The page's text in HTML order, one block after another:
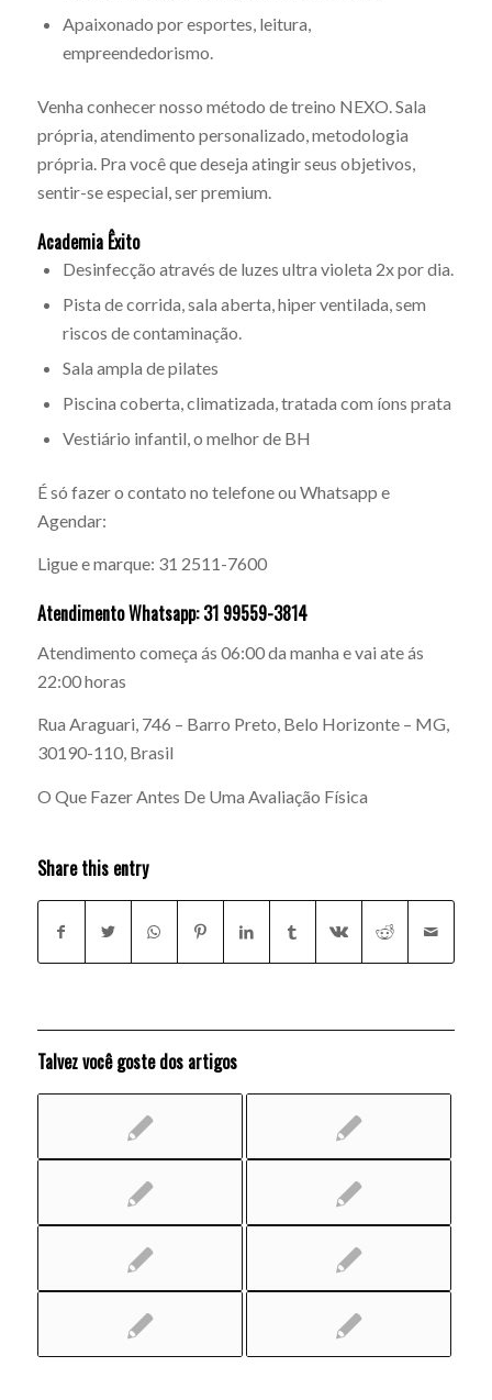
Apaixonado por esportes, leitura,
empreendedorismo.
Venha conhecer nosso método de treino NEXO. Sala
própria, atendimento personalizado, metodologia
própria. Pra você que deseja atingir seus objetivos,
sentir-se especial, ser premium.
Academia Êxito
Desinfecção através de luzes ultra violeta 2x por dia.
Pista de corrida, sala aberta, hiper ventilada, sem
riscos de contaminação.
Sala ampla de pilates
Piscina coberta, climatizada, tratada com íons prata
Vestiário infantil, o melhor de BH
É só fazer o contato no telefone ou Whatsapp e
Agendar:
Ligue e marque: 31 2511-7600
Atendimento Whatsapp: 31 99559-3814
Atendimento começa ás 06:00 da manha e vai ate ás
22:00 horas
Rua Araguari, 746 – Barro Preto, Belo Horizonte – MG,
30190-110, Brasil
O Que Fazer Antes De Uma Avaliação Física
Share this entry
Talvez você goste dos artigos